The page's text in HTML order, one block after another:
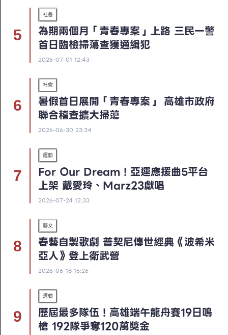
社會
為期兩個月「青春專案」上路 三民一警
首日臨檢掃蕩查獲通緝犯
2026-07-01 12:43
社會
暑假首日展開「青春專案」 高雄市政府
聯合稽查擴大掃蕩
2026-06-30 23:34
運動
For Our Dream！亞運應援曲5平台
上架 戴愛玲、Marz23獻唱
2026-07-24 12:33
藝文
春藝自製歌劇 普契尼傳世經典《波希米
亞人》登上衛武營
2026-06-18 16:26
運動
歷屆最多隊伍！高雄端午龍舟賽19日鳴
槍 192隊爭奪120萬獎金